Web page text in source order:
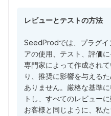
レビューとテストの方法
SeedProdでは、プラグイ
アの使用、テスト、評価
専門家によって作成され
り、推奨に影響を与える
ありません。厳格な基準
トし、すべてのレビュー
お客様と同じように、私